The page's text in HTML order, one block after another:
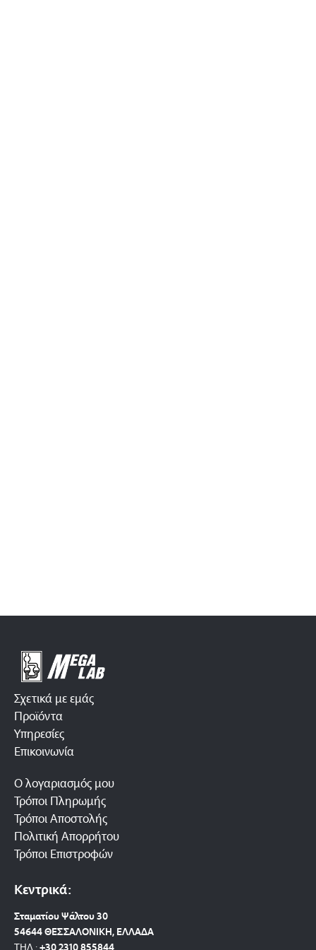
Σχετικά με εμάς
Προϊόντα
Υπηρεσίες
Επικοινωνία
Ο λογαριασμός μου
Τρόποι Πληρωμής
Τρόποι Αποστολής
Πολιτική Απορρήτου
Τρόποι Επιστροφών
Κεντρικά:
Σταματίου Ψάλτου 30
54644 ΘΕΣΣΑΛΟΝΙΚΗ, ΕΛΛΑΔΑ
ΤΗΛ.:+30 2310 855844